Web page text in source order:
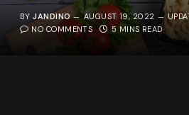
BY JANDINO AUGUST 19, 2022
NO COMMENTS
5 MINS READ